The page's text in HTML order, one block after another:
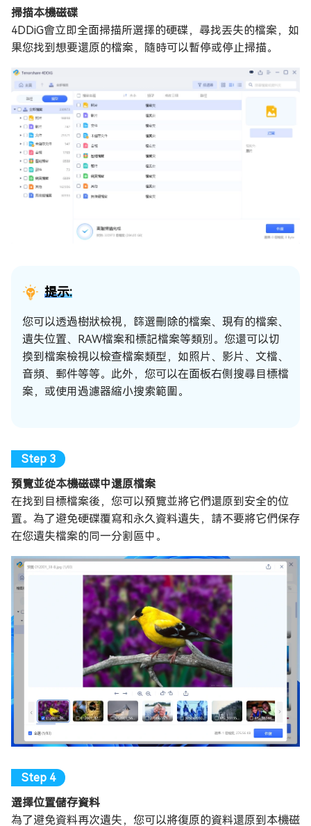
掃描本機磁碟
4DDiG會立即全面掃描所選擇的硬碟，尋找丟失的檔案，如
果您找到想要還原的檔案，隨時可以暫停或停止掃描。
提示:
您可以透過樹狀檢視，篩選刪除的檔案、現有的檔案、
遺失位置、RAW檔案和標記檔案等類別。您還可以切
換到檔案檢視以檢查檔案類型，如照片、影片、文檔、
音頻、郵件等等。此外，您可以在面板右側搜尋目標檔
案，或使用過濾器縮小搜索範圍。
預覽並從本機磁碟中還原檔案
在找到目標檔案後，您可以預覽並將它們還原到安全的位
置。為了避免硬碟覆寫和永久資料遺失，請不要將它們保存
在您遺失檔案的同一分割區中。
選擇位置儲存資料
為了避免資料再次遺失，您可以將復原的資料還原到本機磁